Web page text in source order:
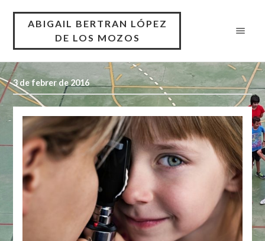
ABIGAIL BERTRAN LÓPEZ
DE LOS MOZOS
3 de febrer de 2016